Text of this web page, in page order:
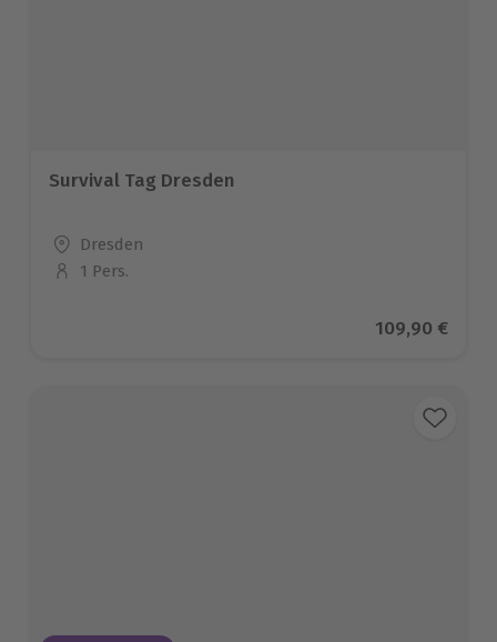
Survival Tag Dresden
Standort
Dresden
Anzahl der Teilnehmer
1 Pers.
Aktueller
109,90 €